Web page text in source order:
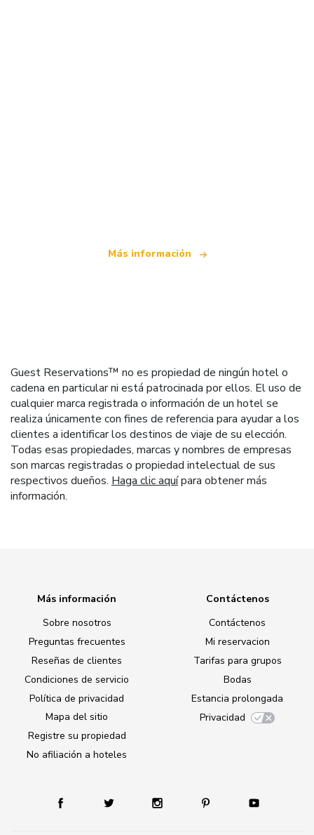
Más información
Guest Reservations™ no es propiedad de ningún hotel o
cadena en particular ni está patrocinada por ellos. El uso de
cualquier marca registrada o información de un hotel se
realiza únicamente con fines de referencia para ayudar a los
clientes a identificar los destinos de viaje de su elección.
Todas esas propiedades, marcas y nombres de empresas
son marcas registradas o propiedad intelectual de sus
respectivos dueños. Haga clic aquípara obtener más
información.
Más información
Sobre nosotros
Preguntas frecuentes
Reseñas de clientes
Condiciones de servicio
Política de privacidad
Mapa del sitio
Registre su propiedad
No afiliación a hoteles
Contáctenos
Contáctenos
Mi reservacion
Tarifas para grupos
Bodas
Estancia prolongada
Privacidad